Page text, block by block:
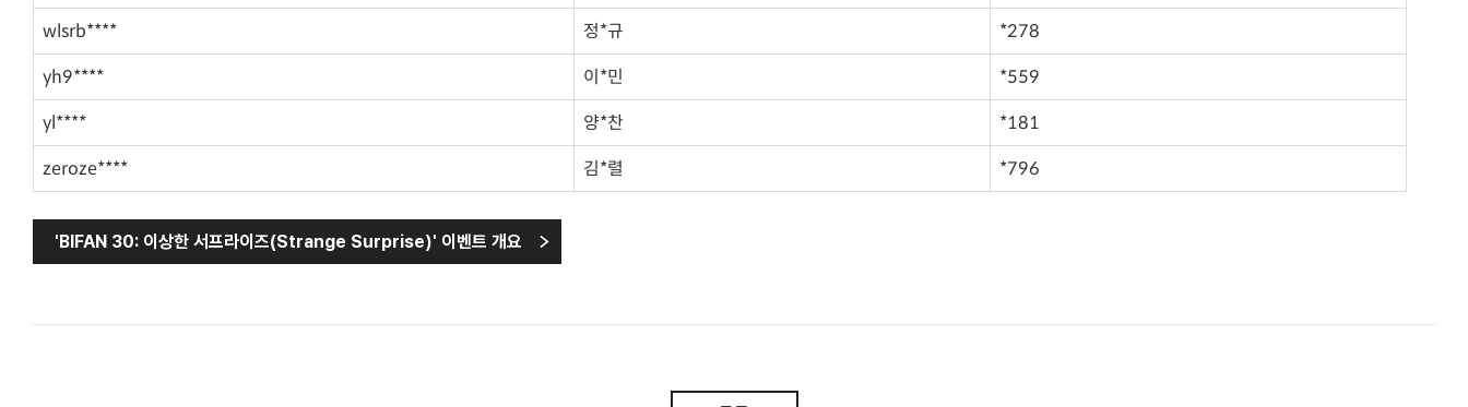
wlsrb****
정*규
*278
yh9****
이*민
*559
yl****
양*찬
*181
zeroze****
김*렬 *796
'BIFAN 30: 이상한 서프라이즈(Strange Surprise)' 이벤트 개요